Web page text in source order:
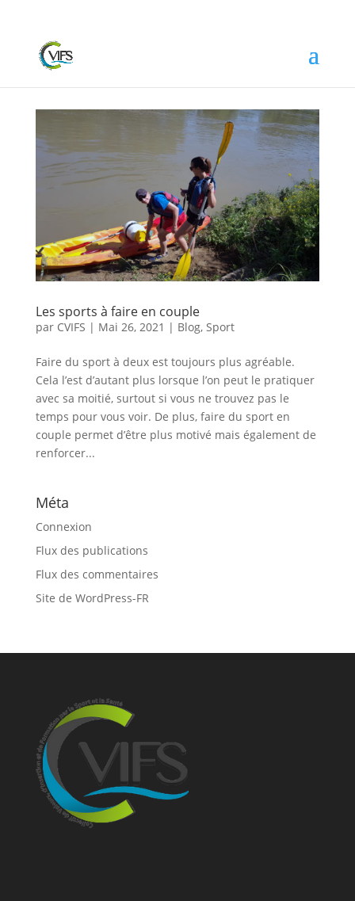
Les sports à faire en couple
par CVIFS | Mai 26, 2021 | Blog, Sport
Faire du sport à deux est toujours plus agréable.
Cela l’est d’autant plus lorsque l’on peut le pratiquer
avec sa moitié, surtout si vous ne trouvez pas le
temps pour vous voir. De plus, faire du sport en
couple permet d’être plus motivé mais également de
renforcer...
Méta
Connexion
Flux des publications
Flux des commentaires
Site de WordPress-FR